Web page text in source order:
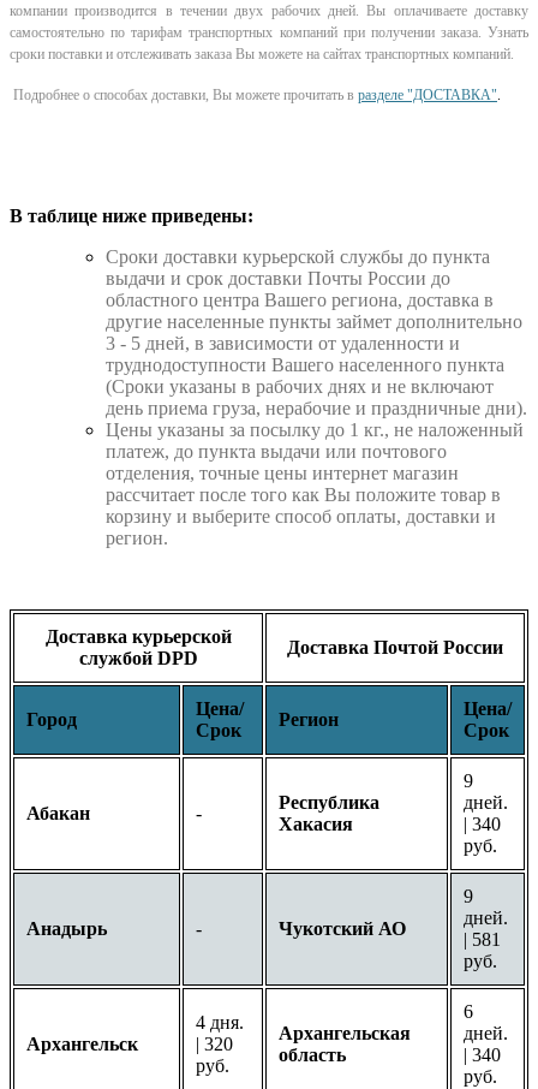
компании производится в течении двух рабочих дней. Вы оплачиваете доставку
самостоятельно по тарифам транспортных компаний при получении заказа. Узнать
сроки поставки и отслеживать заказа Вы можете на сайтах транспортных компаний.
Подробнее о способах доставки, Вы можете прочитать в разделе "ДОСТАВКА".
В таблице ниже приведены:
Cроки доставки курьерской службы до пункта
выдачи и срок доставки Почты России до
областного центра Вашего региона, доставка в
другие населенные пункты займет дополнительно
3 - 5 дней, в зависимости от удаленности и
труднодоступности Вашего населенного пункта
(Сроки указаны в рабочих днях и не включают
день приема груза, нерабочие и праздничные дни).
Цены указаны за посылку до 1 кг., не наложенный
платеж, до пункта выдачи или почтового
отделения, точные цены интернет магазин
рассчитает после того как Вы положите товар в
корзину и выберите способ оплаты, доставки и
регион.
Доставка курьерской
службой DPD
Доставка Почтой России
Город
Цена/
Срок
Регион
Цена/
Срок
Абакан -
Республика
Хакасия
9
дней.
| 340
руб.
Анадырь - Чукотский АО
9
дней.
| 581
руб.
Архангельск
4 дня.
| 320
руб.
Архангельская
область
6
дней.
| 340
руб.